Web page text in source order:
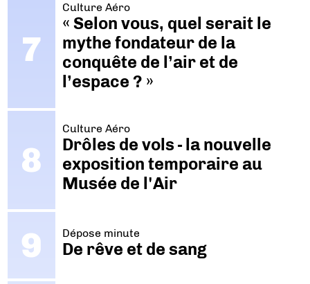
Culture Aéro
« Selon vous, quel serait le
mythe fondateur de la
conquête de l’air et de
l’espace ? »
Culture Aéro
Drôles de vols - la nouvelle
exposition temporaire au
Musée de l'Air
Dépose minute
De rêve et de sang